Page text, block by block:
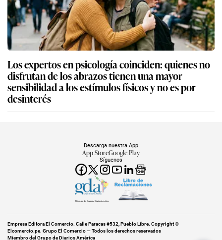
Los expertos en psicología coinciden: quienes no
disfrutan de los abrazos tienen una mayor
sensibilidad a los estímulos físicos y no es por
desinterés
Síguenos
Descarga nuestra App
App StoreGoogle Play
Miembro del Grupo de Diarios América
Empresa Editora El Comercio. Calle Paracas #532, Pueblo Libre. Copyright ©
Elcomercio.pe. Grupo El Comercio — Todos los derechos reservados
Miembro del Grupo de Diarios América